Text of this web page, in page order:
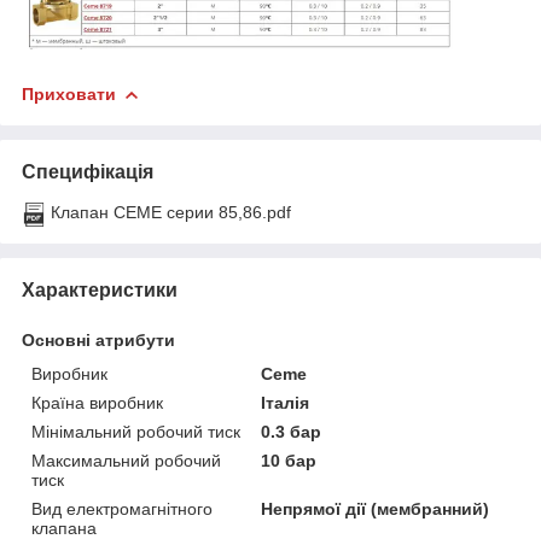
Приховати
Специфікація
Клапан CEME серии 85,86.pdf
Характеристики
Основні атрибути
Виробник
Ceme
Країна виробник
Італія
Мінімальний робочий тиск
0.3 бар
Максимальний робочий
тиск
10 бар
Вид електромагнітного
клапана
Непрямої дії (мембранний)